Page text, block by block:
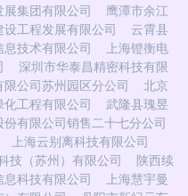
集团有限公司
鹰潭市余江
设工程发展有限公司
云霄县
技术有限公司
上海镫衡电
深圳市华泰昌精密科技有限
限公司苏州园区分公司
北京
工程有限公司
武隆县瑰昱
有限公司销售二十七分公司
上海云别离科技有限公司
技（苏州）有限公司
陕西续
科技有限公司
上海慧宇曼